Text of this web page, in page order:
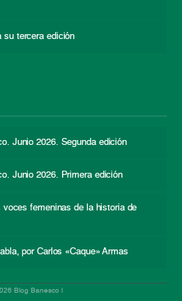
su tercera edición
Junio 2026. Segunda edición
Junio 2026. Primera edición
voces femeninas de la historia de
por Carlos «Caque» Armas
Blog Banesco |